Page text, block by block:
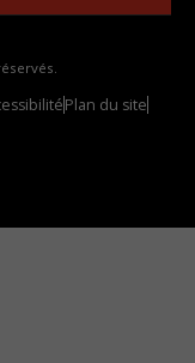
Plan du site